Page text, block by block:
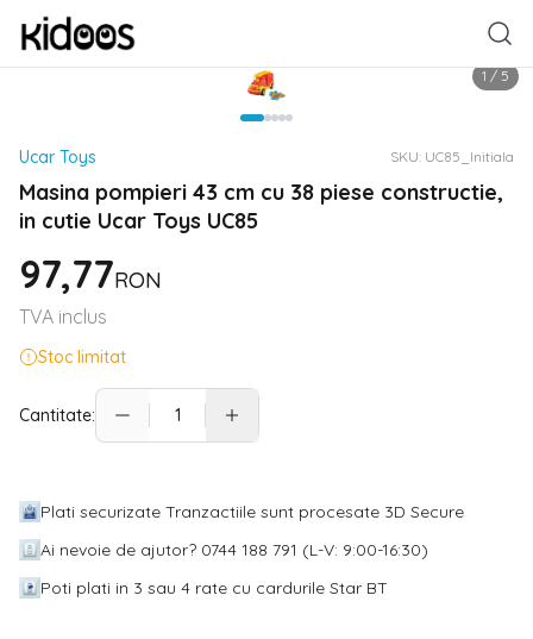
1 / 5
Ucar Toys SKU: UC85_Initiala
Masina pompieri 43 cm cu 38 piese constructie,
in cutie Ucar Toys UC85
97,77RON
TVA inclus
Stoc limitat
Cantitate:
Plati securizate Tranzactiile sunt procesate 3D Secure
Ai nevoie de ajutor? 0744 188 791 (L-V: 9:00-16:30)
Poti plati in 3 sau 4 rate cu cardurile Star BT